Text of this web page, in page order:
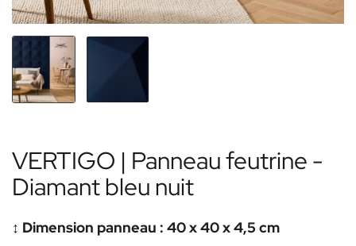
VERTIGO | Panneau feutrine -
Diamant bleu nuit
↕️ Dimension panneau : 40 x 40 x 4,5 cm